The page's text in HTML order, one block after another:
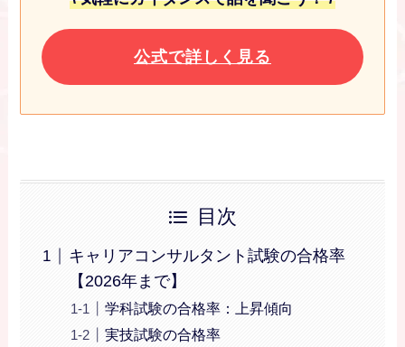
公式で詳しく見る
目次
キャリアコンサルタント試験の合格率
【2026年まで】
学科試験の合格率：上昇傾向
実技試験の合格率